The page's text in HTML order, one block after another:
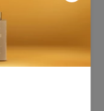
100ml (4642) e